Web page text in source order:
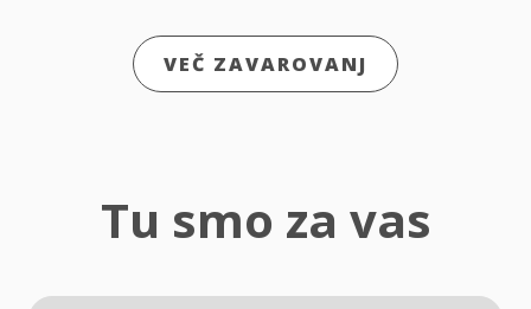
VEČ ZAVAROVANJ
Tu smo za vas